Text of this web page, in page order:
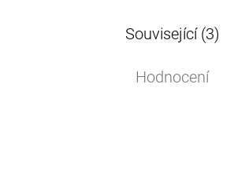
Související (3)
Hodnocení